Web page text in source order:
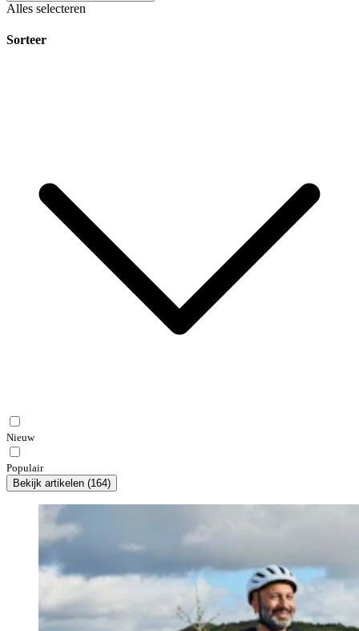
Alles selecteren
Sorteer
Nieuw
Populair
Bekijk artikelen (164)